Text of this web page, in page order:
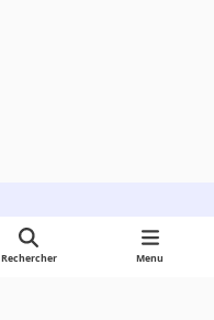
Rechercher Menu